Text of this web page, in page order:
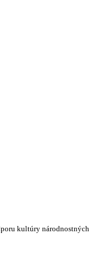
kultúry národnostných